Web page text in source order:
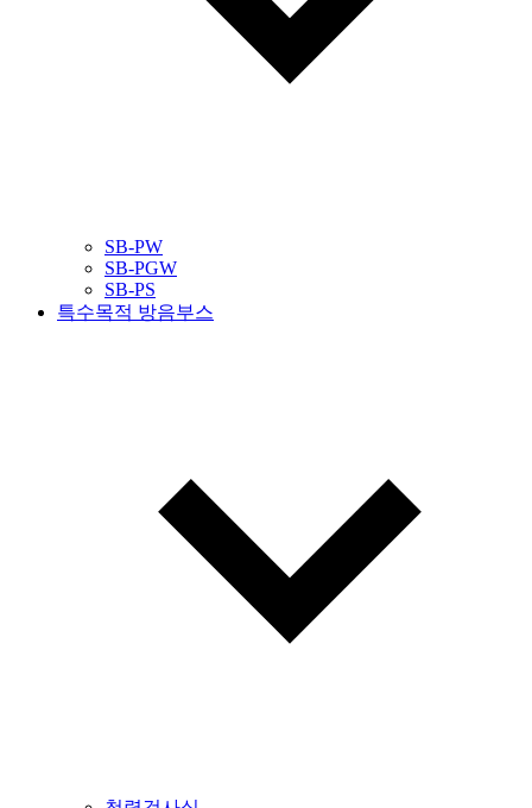
SB-PW
SB-PGW
SB-PS
특수목적 방음부스